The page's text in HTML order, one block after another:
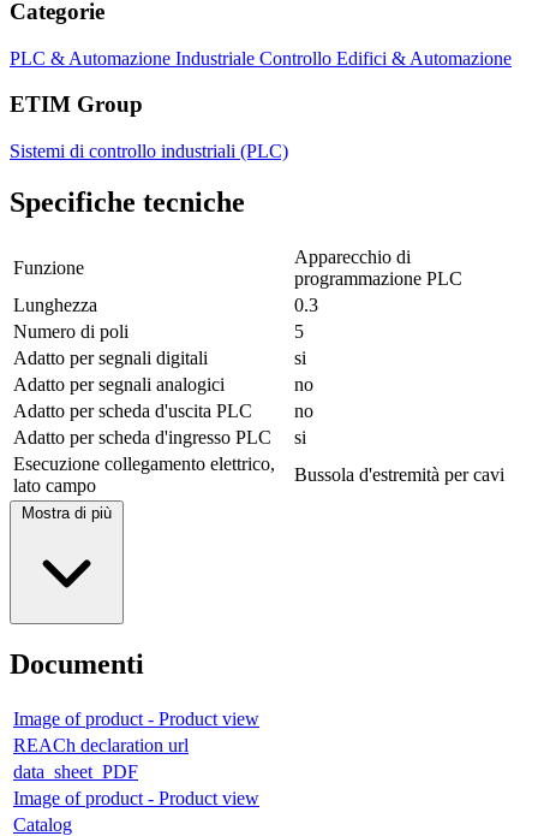
Categorie
PLC & Automazione Industriale Controllo Edifici & Automazione
ETIM Group
Sistemi di controllo industriali (PLC)
Specifiche tecniche
Funzione
Apparecchio di
programmazione PLC
Lunghezza
0.3
Numero di poli
5
Adatto per segnali digitali
si
Adatto per segnali analogici
no
Adatto per scheda d'uscita PLC
no
Adatto per scheda d'ingresso PLC
si
Esecuzione collegamento elettrico,
lato campo
Bussola d'estremità per cavi
Mostra di più
Documenti
Image of product - Product view
REACh declaration url
data_sheet_PDF
Image of product - Product view
Catalog